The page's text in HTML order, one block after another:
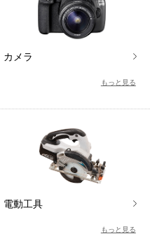
カメラ
もっと見る
電動工具
もっと見る